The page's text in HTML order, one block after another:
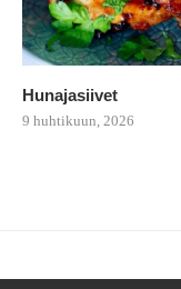
Hunajasiivet
9 huhtikuun, 2026